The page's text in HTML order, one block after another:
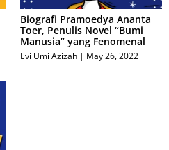
Biografi Pramoedya Ananta
Toer, Penulis Novel “Bumi
Manusia” yang Fenomenal
Evi Umi Azizah May 26, 2022